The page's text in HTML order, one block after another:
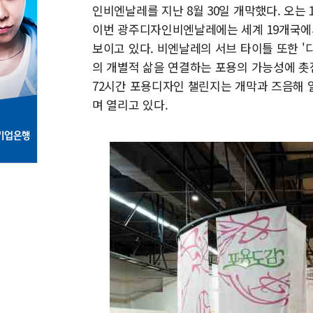
인비엔날레를 지난 8월 30일 개막했다. 오
이번 광주디자인비엔날레에는 세계 19개국
보이고 있다. 비엔날레의 서브 타이틀 또한 '
의 개별적 삶을 연결하는 포용의 가능성에
72시간 포용디자인 챌린지는 개막과 즈음해
며 열리고 있다.